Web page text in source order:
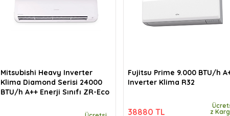
Mitsubishi Heavy Inverter
Klima Diamond Serisi 24000
BTU/h A++ Enerji Sınıfı ZR-Eco
Fujitsu Prime 9.000 BTU/h
Inverter Klima R32
38880 TL
z